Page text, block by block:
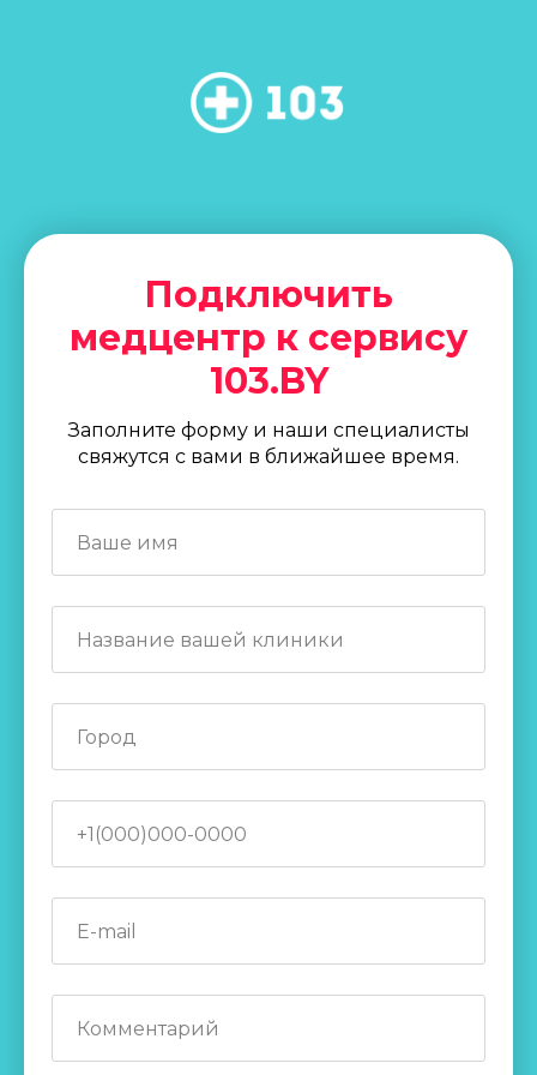
Подключить
медцентр к сервису
103.BY
Заполните форму и наши специалисты
свяжутся с вами в ближайшее время.